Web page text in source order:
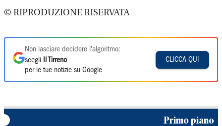
© RIPRODUZIONE RISERVATA
Non lasciare decidere l'algoritmo:
scegli
Il Tirreno
per le tue notizie su Google
CLICCA QUI
Primo piano